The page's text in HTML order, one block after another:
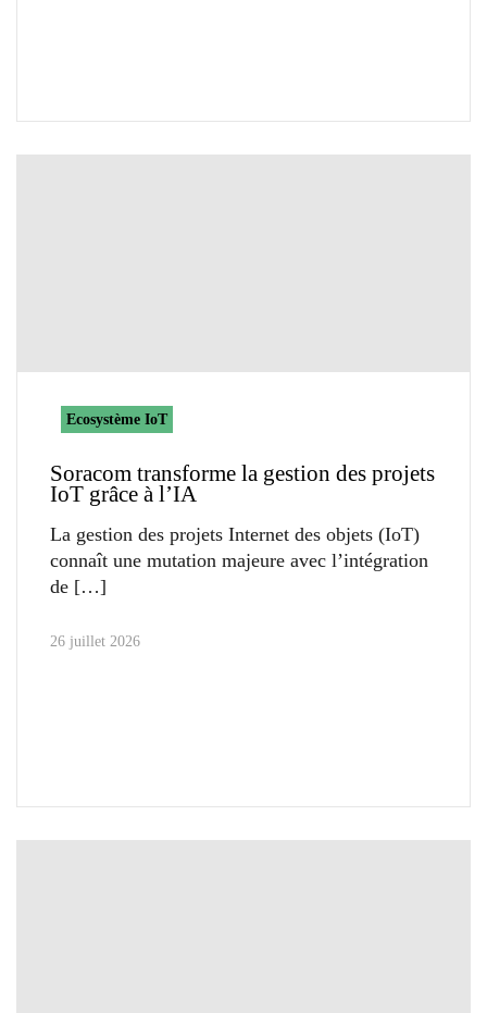
Ecosystème IoT
Soracom transforme la gestion des projets
IoT grâce à l’IA
La gestion des projets Internet des objets (IoT)
connaît une mutation majeure avec l’intégration
de
26 juillet 2026